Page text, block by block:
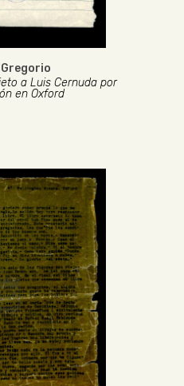
a Luis Cernuda por
en Oxford